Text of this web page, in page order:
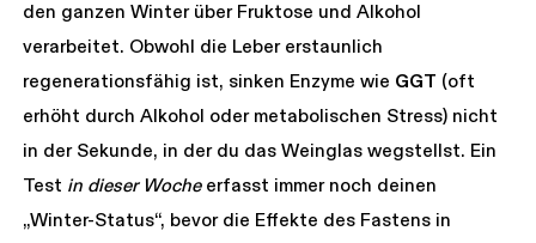
den ganzen Winter über Fruktose und Alkohol
verarbeitet. Obwohl die Leber erstaunlich
regenerationsfähig ist, sinken Enzyme wie GGT (oft
erhöht durch Alkohol oder metabolischen Stress) nicht
in der Sekunde, in der du das Weinglas wegstellst. Ein
Test in dieser Wocheerfasst immer noch deinen
„Winter-Status“, bevor die Effekte des Fastens in